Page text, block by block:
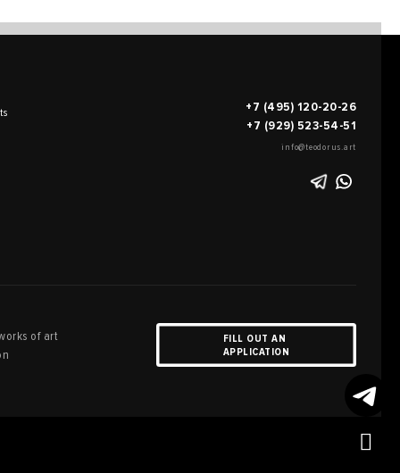
+7 (495) 120-20-26
+7 (929) 523-54-51
info@teodorus.art
of art
FILL OUT AN
APPLICATION